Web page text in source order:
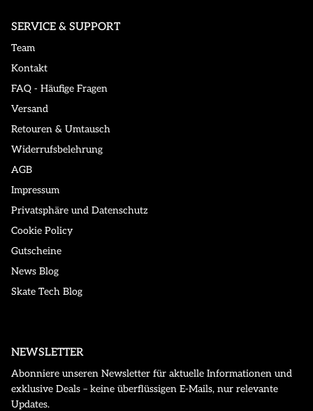
SERVICE & SUPPORT
Team
Kontakt
FAQ - Häufige Fragen
Versand
Retouren & Umtausch
Widerrufsbelehrung
AGB
Impressum
Privatsphäre und Datenschutz
Cookie Policy
Gutscheine
News Blog
Skate Tech Blog
NEWSLETTER
Abonniere unseren Newsletter für aktuelle Informationen und
exklusive Deals – keine überflüssigen E-Mails, nur relevante
Updates.